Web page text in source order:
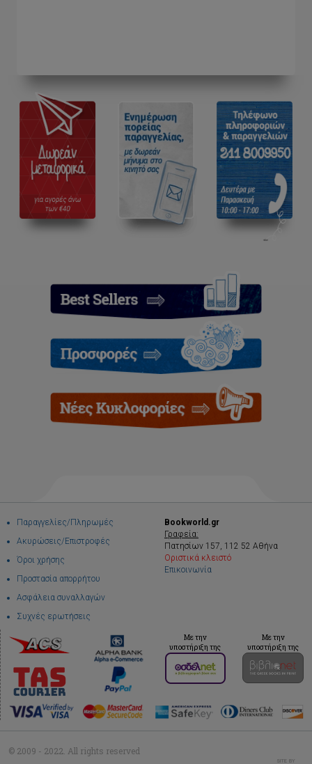
Παραγγελίες/Πληρωμές
Ακυρώσεις/Επιστροφές
Όροι χρήσης
Προστασία απορρήτου
Ασφάλεια συναλλαγών
Συχνές ερωτήσεις
Bookworld.gr
Γραφεία:
Πατησίων 157, 112 52 Αθήνα
Οριστικά κλειστό
Επικοινωνία
Με την
υποστήριξη της
Με την
υποστήριξη της
© 2009 - 2022. All rights reserved